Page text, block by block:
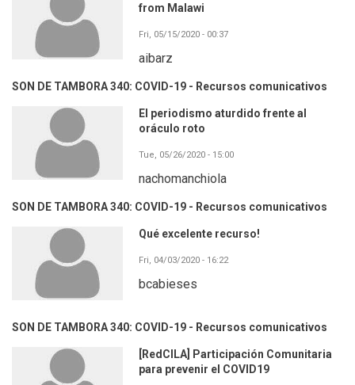
from Malawi
Fri, 05/15/2020 - 00:37
aibarz
SON DE TAMBORA 340: COVID-19 - Recursos comunicativos
El periodismo aturdido frente al
oráculo roto
Tue, 05/26/2020 - 15:00
nachomanchiola
SON DE TAMBORA 340: COVID-19 - Recursos comunicativos
Qué excelente recurso!
Fri, 04/03/2020 - 16:22
bcabieses
SON DE TAMBORA 340: COVID-19 - Recursos comunicativos
[RedCILA] Participación Comunitaria
para prevenir el COVID19